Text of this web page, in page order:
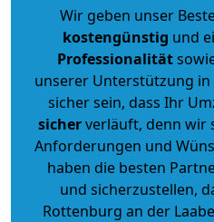
Wir geben unser
kostengünstig und
Professionalität
unserer Unterstützung in
sicher sein, dass Ihr
sicherverläuft, denn wir
Anforderungen und
haben die besten
und sicherzustellen,
Rottenburg an der